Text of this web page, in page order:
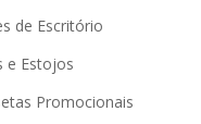
de Escritório
e Estojos
Promocionais